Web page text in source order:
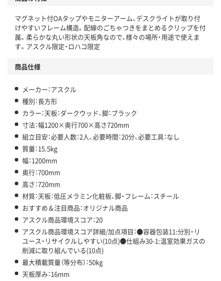
この商品の環境配慮ポイントです。下記商品詳細「
アスクル商品環境スコア詳細／加点項目
」で確認できます。
マグネット付OAタップやモニターアーム、デスクライトが取り付
けやすいフレーム構造。配線のごちゃつきをまとめるクリップを付
属。柔らかな丸い形状の天板角なので、様々の場所・用途で使えま
す。アスクル限定・ロハコ限定
商品仕様
メーカー：アスクル
種別：長方形
カラー：天板：ダークウッド、脚：ブラック
寸法：幅1200×奥行700×高さ720mm
組立目安：必要人数：2人、必要時間：20分、必要工具：なし
質量：15.5kg
幅：1200mm
奥行：700mm
高さ：720mm
材質：天板：低圧メラミン化粧板、脚・フレーム：スチール
おすすめ＆注目商品：オリジナル商品
アスクル商品環境スコア：20
アスクル商品環境スコア詳細/加点項目：●容器包装11:分別・リ
ユース・リサイクルしやすい(10点)●仕組み30-1:温室効果ガスの
削減に取り組んでいる(10点)
最大積載質量（等分布）：50kg
天板厚み：16mm